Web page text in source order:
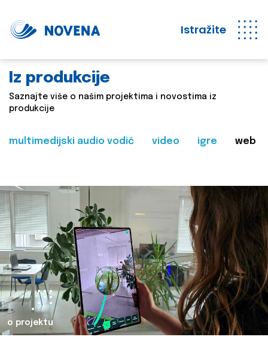
Istražite
Iz produkcije
Saznajte više o našim projektima i novostima iz
produkcije
multimedijski audio vodič video igre web
o projektu